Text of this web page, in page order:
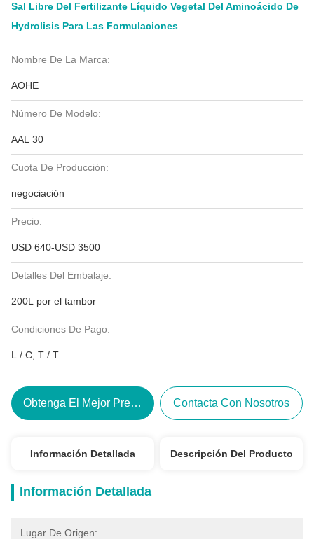
Sal Libre Del Fertilizante Líquido Vegetal Del Aminoácido De
Hydrolisis Para Las Formulaciones
Nombre De La Marca:
AOHE
Número De Modelo:
AAL 30
Cuota De Producción:
negociación
Precio:
USD 640-USD 3500
Detalles Del Embalaje:
200L por el tambor
Condiciones De Pago:
L / C, T / T
Obtenga El Mejor Precio Contacta Con Nosotros
Información Detallada Descripción Del Producto
Información Detallada
Lugar De Origen: